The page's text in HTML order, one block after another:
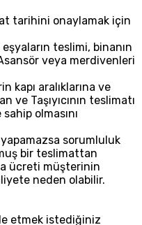
tarihini onaylamak için
teslimi, binanın
veya merdivenleri
kapı aralıklarına ve
ve Taşıyıcının teslimatı
olmasını
sorumluluk
bir teslimattan
ücreti müşterinin
neden olabilir.
etmek istediğiniz